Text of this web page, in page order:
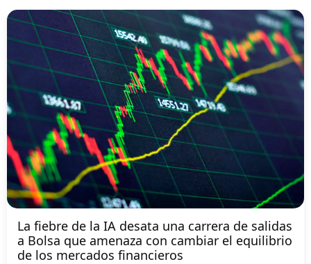
La fiebre de la IA desata una carrera de salidas
a Bolsa que amenaza con cambiar el equilibrio
de los mercados financieros